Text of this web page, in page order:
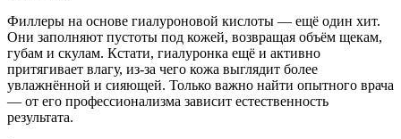
Филлеры на основе гиалуроновой кислоты — ещё один хит.
Они заполняют пустоты под кожей, возвращая объём щекам,
губам и скулам. Кстати, гиалуронка ещё и активно
притягивает влагу, из-за чего кожа выглядит более
увлажнённой и сияющей. Только важно найти опытного врача
— от его профессионализма зависит естественность
результата.